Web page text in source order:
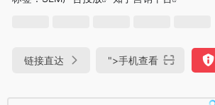
链接直达 ">手机查看